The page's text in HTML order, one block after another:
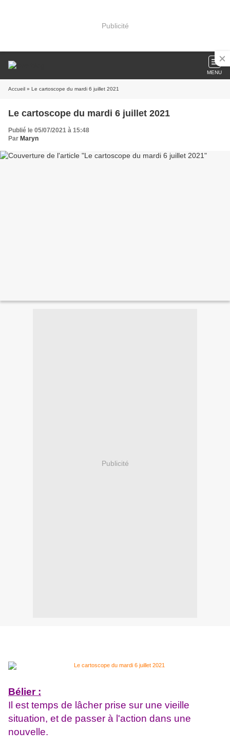
Publicité
MENU
Accueil » Le cartoscope du mardi 6 juillet 2021
Le cartoscope du mardi 6 juillet 2021
Publié le 05/07/2021 à 15:48
Par Maryn
Publicité
Bélier :
Il est temps de lâcher prise sur une vieille
situation, et de passer à l'action dans une
nouvelle.